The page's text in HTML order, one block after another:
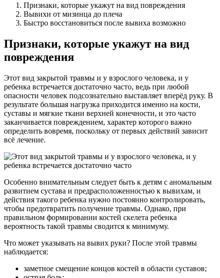
Признаки, которые укажут на вид повреждения
Вывихи от мизинца до плеча
Быстро восстановиться после вывиха возможно
Признаки, которые укажут на вид
повреждения
Этот вид закрытой травмы и у взрослого человека, и у
ребенка встречается достаточно часто, ведь при любой
опасности человек подсознательно выставляет вперёд руку. В
результате большая нагрузка приходится именно на кости,
суставы и мягкие ткани верхней конечности, и это часто
заканчивается повреждением, характер которого важно
определить вовремя, поскольку от первых действий зависит
всё лечение.
Особенно внимательным следует быть к детям с аномальным
развитием сустава и предрасположенностью к вывихам, и
действия такого ребенка нужно постоянно контролировать,
чтобы предотвратить получение травмы. Однако, при
правильном формировании костей скелета ребенка
вероятность такой травмы сводится к минимуму.
Что может указывать на вывих руки? После этой травмы
наблюдается:
заметное смещение концов костей в области суставов;